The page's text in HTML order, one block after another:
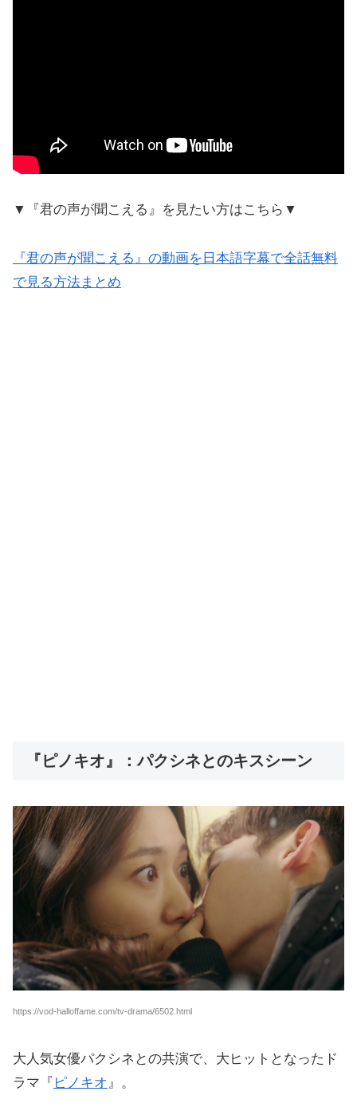
▼『君の声が聞こえる』を見たい方はこちら▼
『君の声が聞こえる』の動画を日本語字幕で全話無料
で見る方法まとめ
『ピノキオ』：パクシネとのキスシーン
https://vod-halloffame.com/tv-drama/6502.html
大人気女優パクシネとの共演で、大ヒットとなったド
ラマ『 ピノキオ 』。